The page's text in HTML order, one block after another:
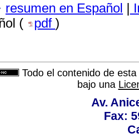
resumen en Español |
(
pdf )
Todo el contenido de
bajo una
Av.
Fax: